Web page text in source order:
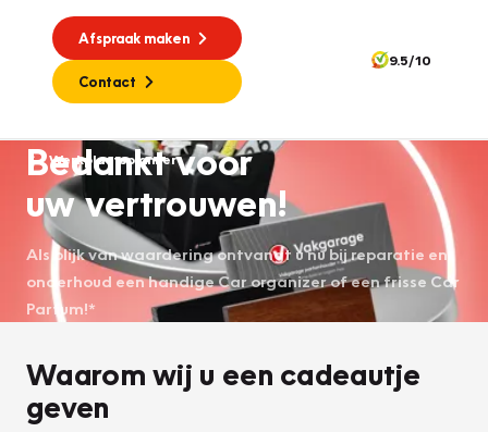
Afspraak maken
Contact
9.5/10
Werkplaatsplanner
Bedankt voor
uw vertrouwen!
Als blijk van waardering ontvangt u nu bij reparatie en
onderhoud een handige Car organizer of een frisse Car
Parfum!*
Waarom wij u een cadeautje
geven